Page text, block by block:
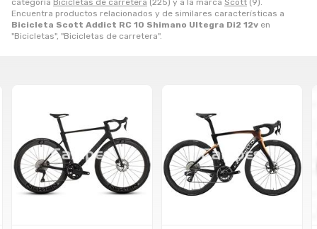
categoría Bicicletas de carretera (225) y a la marca Scott (9).
Encuentra productos relacionados y de similares características a
Bicicleta Scott Addict RC 10 Shimano Ultegra Di2 12v en
"Bicicletas", "Bicicletas de carretera".